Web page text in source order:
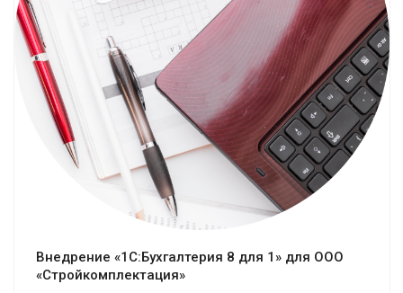
Смотреть проект
Внедрение «1С:Бухгалтерия 8 для 1» для ООО
«Стройкомплектация»